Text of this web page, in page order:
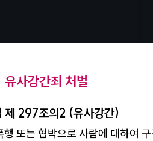
유사강간죄 처벌
제 297조의2 (유사강간)
행 또는 협박으로 사람에 대하여